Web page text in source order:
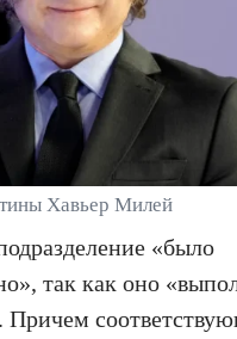
Хавьер Милей
«было
так как оно